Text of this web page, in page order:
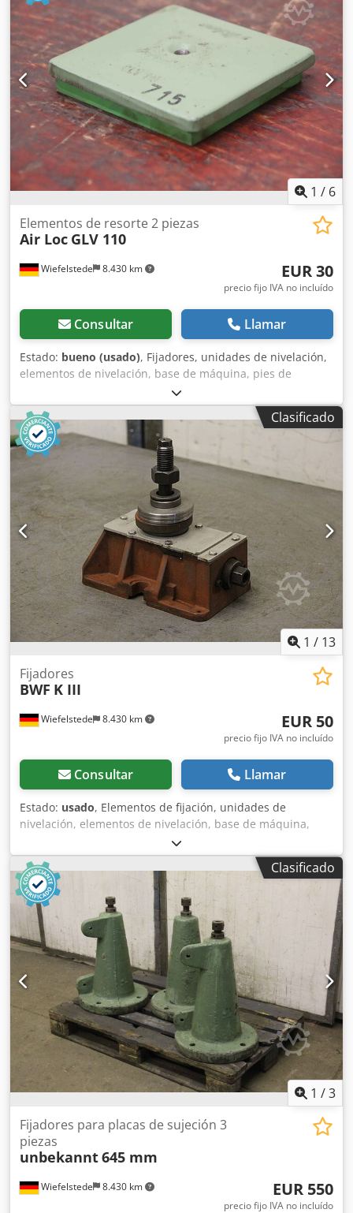
de cuña, soporte de máquina, pie de nivelación -Fijadores:
10 unidades, para máquinas-herramienta e instalaciones -
Dimensiones: ver fotos -Entrega/precio: completo -
Dimensión de transporte: 440/210/Alto255 mm Dsdpex Exz
Refx Adqjkr -Peso total: 24,4 kg
1 / 6
Wiefelstede 8.430 km
Elementos de resorte 2 piezas
Air Loc GLV 110
EUR 30
precio fijo IVA no incluído
Consultar Llamar
Estado: bueno (usado), Fijadores, unidades de nivelación,
elementos de nivelación, base de máquina, pies de
máquina, zapatas de nivelación, cimentación de máquina,
zapata de nivelación, zapata de cuña, soporte de máquina,
pie de nivelación, elementos de resorte -Fabricante: Air
Loc, elementos niveladores 2 piezas para máquinas
herramienta y sistemas -Tipo: GLV 110 -Altura: 25 mm -
Envío/Precio: completo -Dimensiones cada una:
125/125/H25 mm -Peso 1,2 kg/pieza Dsdpfx Asv Rmp Ijdqjkr
Clasificado
1 / 13
Wiefelstede 8.430 km
Fijadores
BWF K III
EUR 50
precio fijo IVA no incluído
Consultar Llamar
Estado: usado, Elementos de fijación, unidades de
nivelación, elementos de nivelación, base de máquina,
bases de máquina, zapatas de nivelación, base de la
máquina, zapata de nivelación, zapata en cuña, soporte de
máquina, pie de nivelación. -Entrega: en el estado actual,
tal como se inspeccionó. -Para: máquinas herramienta e
instalaciones. -Precio: por unidad. -Cantidad: 8 unidades.
Dkedpfx Adod N D Dieqer -Dimensiones: 240/140/A220 mm
/ 245/140/A100, 1 unidad. -Peso: 10,8 kg/unidad.
Clasificado
1 /3
Wiefelstede 8.430 km
Fijadores para placas de sujeción 3
piezas
unbekannt645 mm
EUR 550
precio fijo IVA no incluído